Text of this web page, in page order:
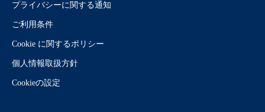
プライバシーに関する通知
ご利用条件
Cookie に関するポリシー
個人情報取扱方針
Cookieの設定